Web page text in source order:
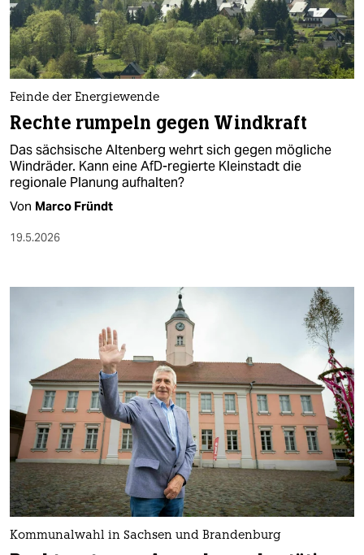
nord
wahrheit
verlag
verlag
veranstaltungen
shop
fragen & hilfe
genossenschaft
epaper login
Feinde der Energiewende
Rechte rumpeln gegen Windkraft
Das sächsische Altenberg wehrt sich gegen mögliche
Windräder. Kann eine AfD-regierte Kleinstadt die
regionale Planung aufhalten?
Von Marco Fründt
19.5.2026
Kommunalwahl in Sachsen und Brandenburg